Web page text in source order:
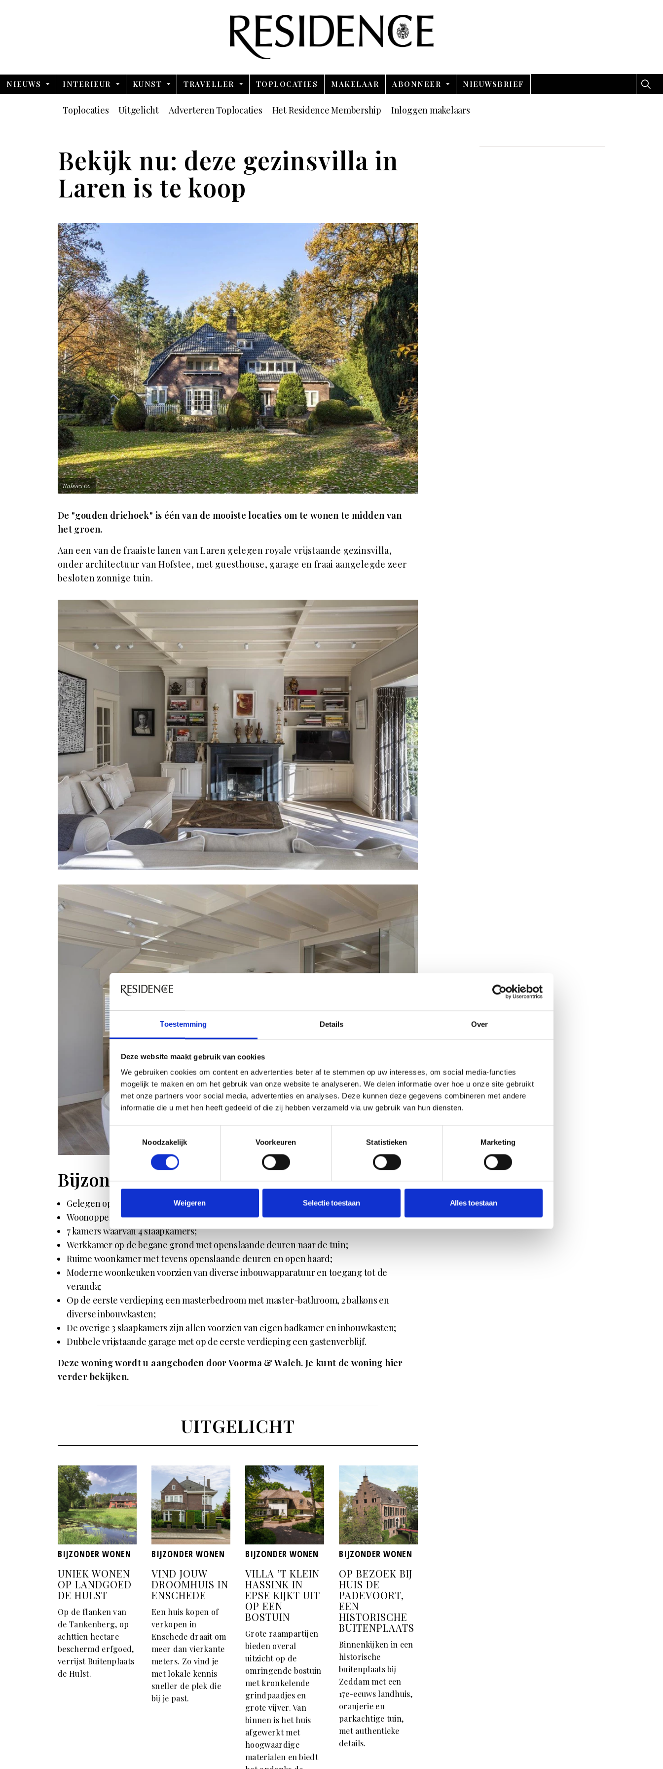
Toestemming Details Over
Deze website maakt gebruik van cookies
We gebruiken cookies om content en advertenties beter af te stemmen op uw interesses, om social media-functies
mogelijk te maken en om het gebruik van onze website te analyseren. We delen informatie over hoe u onze site gebruikt
met onze partners voor social media, advertenties en analyses. Deze kunnen deze gegevens combineren met andere
informatie die u met hen heeft gedeeld of die zij hebben verzameld via uw gebruik van hun diensten.
Noodzakelijk
Voorkeuren Statistieken Marketing
Weigeren Selectie toestaan Alles toestaan
NIEUWS INTERIEUR KUNST TRAVELLER TOPLOCATIES MAKELAAR ABONNEER NIEUWSBRIEF
Toplocaties Uitgelicht Adverteren Toplocaties Het Residence Membership Inloggen makelaars
Bekijk nu: deze gezinsvilla in
Laren is te koop
Raboes 12.
De "gouden driehoek" is één van de mooiste locaties om te wonen te midden van
het groen.
Aan een van de fraaiste lanen van Laren gelegen royale vrijstaande gezinsvilla,
onder architectuur van Hofstee, met guesthouse, garage en fraai aangelegde zeer
besloten zonnige tuin.
Bijzonderheden:
Gelegen op een prachtig perceel van circa 3.000 m²;
Woonoppervlakte: 297 m²;
7 kamers waarvan 4 slaapkamers;
Werkkamer op de begane grond met openslaande deuren naar de tuin;
Ruime woonkamer met tevens openslaande deuren en open haard;
Moderne woonkeuken voorzien van diverse inbouwapparatuur en toegang tot de
veranda;
Op de eerste verdieping een masterbedroom met master-bathroom, 2 balkons en
diverse inbouwkasten;
De overige 3 slaapkamers zijn allen voorzien van eigen badkamer en inbouwkasten;
Dubbele vrijstaande garage met op de eerste verdieping een gastenverblijf.
Deze woning wordt u aangeboden door Voorma & Walch. Je kunt de woning hier
verder bekijken.
UITGELICHT
BIJZONDER WONEN
UNIEK WONEN
OP LANDGOED
DE HULST
Op de flanken van
de Tankenberg, op
achttien hectare
beschermd erfgoed,
verrijst Buitenplaats
de Hulst.
BIJZONDER WONEN
VIND JOUW
DROOMHUIS IN
ENSCHEDE
Een huis kopen of
verkopen in
Enschede draait om
meer dan vierkante
meters. Zo vind je
met lokale kennis
sneller de plek die
bij je past.
BIJZONDER WONEN
VILLA ’T KLEIN
HASSINK IN
EPSE KIJKT UIT
OP EEN
BOSTUIN
Grote raampartijen
bieden overal
uitzicht op de
omringende bostuin
met kronkelende
grindpaadjes en
grote vijver. Van
binnen is het huis
afgewerkt met
hoogwaardige
materialen en biedt
BIJZONDER WONEN
OP BEZOEK BIJ
HUIS DE
PADEVOORT,
EEN
HISTORISCHE
BUITENPLAATS
Binnenkijken in een
historische
buitenplaats bij
Zeddam met een
17e-eeuws landhuis,
oranjerie en
parkachtige tuin,
met authentieke
details.